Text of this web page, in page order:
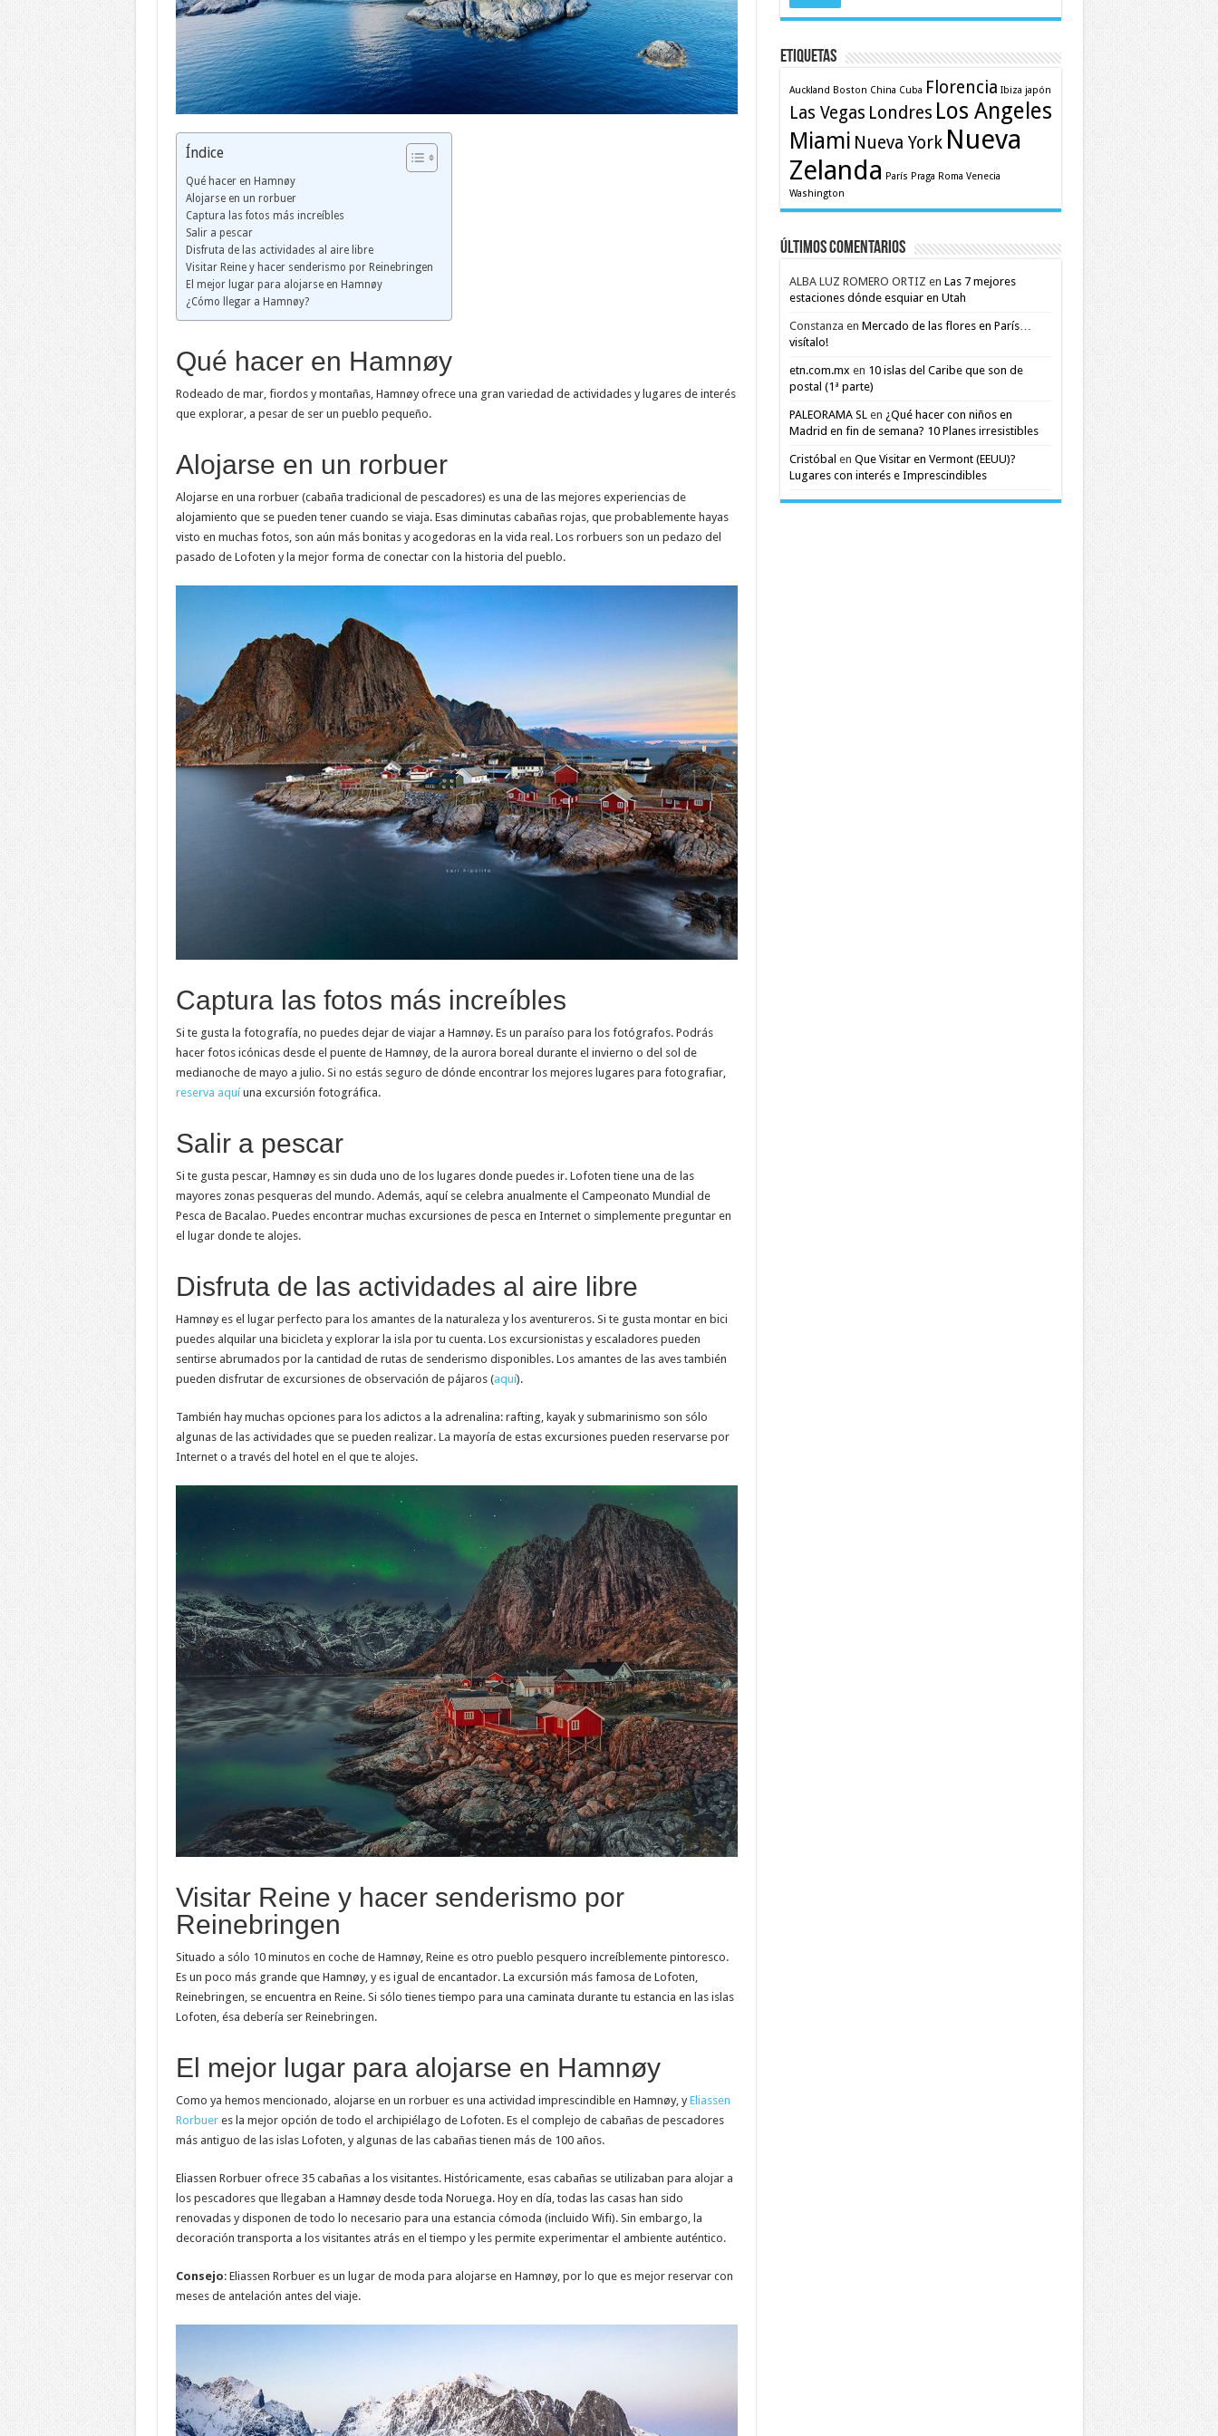
Índice
Qué hacer en Hamnøy
Alojarse en un rorbuer
Captura las fotos más increíbles
Salir a pescar
Disfruta de las actividades al aire libre
Visitar Reine y hacer senderismo por Reinebringen
El mejor lugar para alojarse en Hamnøy
¿Cómo llegar a Hamnøy?
Qué hacer en Hamnøy
Rodeado de mar, fiordos y montañas, Hamnøy ofrece una gran variedad de actividades y lugares de interés
que explorar, a pesar de ser un pueblo pequeño.
Alojarse en un rorbuer
Alojarse en una rorbuer (cabaña tradicional de pescadores) es una de las mejores experiencias de
alojamiento que se pueden tener cuando se viaja. Esas diminutas cabañas rojas, que probablemente hayas
visto en muchas fotos, son aún más bonitas y acogedoras en la vida real. Los rorbuers son un pedazo del
pasado de Lofoten y la mejor forma de conectar con la historia del pueblo.
Captura las fotos más increíbles
Si te gusta la fotografía, no puedes dejar de viajar a Hamnøy. Es un paraíso para los fotógrafos. Podrás
hacer fotos icónicas desde el puente de Hamnøy, de la aurora boreal durante el invierno o del sol de
medianoche de mayo a julio. Si no estás seguro de dónde encontrar los mejores lugares para fotografiar,
reserva aquíuna excursión fotográfica.
Salir a pescar
Si te gusta pescar, Hamnøy es sin duda uno de los lugares donde puedes ir. Lofoten tiene una de las
mayores zonas pesqueras del mundo. Además, aquí se celebra anualmente el Campeonato Mundial de
Pesca de Bacalao. Puedes encontrar muchas excursiones de pesca en Internet o simplemente preguntar en
el lugar donde te alojes.
Disfruta de las actividades al aire libre
Hamnøy es el lugar perfecto para los amantes de la naturaleza y los aventureros. Si te gusta montar en bici
puedes alquilar una bicicleta y explorar la isla por tu cuenta. Los excursionistas y escaladores pueden
sentirse abrumados por la cantidad de rutas de senderismo disponibles. Los amantes de las aves también
pueden disfrutar de excursiones de observación de pájaros (aquí).
También hay muchas opciones para los adictos a la adrenalina: rafting, kayak y submarinismo son sólo
algunas de las actividades que se pueden realizar. La mayoría de estas excursiones pueden reservarse por
Internet o a través del hotel en el que te alojes.
Visitar Reine y hacer senderismo por
Reinebringen
Situado a sólo 10 minutos en coche de Hamnøy, Reine es otro pueblo pesquero increíblemente pintoresco.
Es un poco más grande que Hamnøy, y es igual de encantador. La excursión más famosa de Lofoten,
Reinebringen, se encuentra en Reine. Si sólo tienes tiempo para una caminata durante tu estancia en las islas
Lofoten, ésa debería ser Reinebringen.
El mejor lugar para alojarse en Hamnøy
Como ya hemos mencionado, alojarse en un rorbuer es una actividad imprescindible en Hamnøy, yEliassen
Rorbueres la mejor opción de todo el archipiélago de Lofoten. Es el complejo de cabañas de pescadores
más antiguo de las islas Lofoten, y algunas de las cabañas tienen más de 100 años.
Eliassen Rorbuer ofrece 35 cabañas a los visitantes. Históricamente, esas cabañas se utilizaban para alojar a
los pescadores que llegaban a Hamnøy desde toda Noruega. Hoy en día, todas las casas han sido
renovadas y disponen de todo lo necesario para una estancia cómoda (incluido Wifi). Sin embargo, la
decoración transporta a los visitantes atrás en el tiempo y les permite experimentar el ambiente auténtico.
Consejo: Eliassen Rorbuer es un lugar de moda para alojarse en Hamnøy, por lo que es mejor reservar con
meses de antelación antes del viaje.
Etiquetas
Auckland Boston China Cuba Florencia Ibiza japón
Las Vegas Londres Los Angeles
Miami Nueva York Nueva
Zelanda París Praga Roma Venecia
Washington
Últimos comentarios
ALBA LUZ ROMERO ORTIZ en Las 7 mejores
estaciones dónde esquiar en Utah
Constanza en Mercado de las flores en París…
visítalo!
etn.com.mx en 10 islas del Caribe que son de
postal (1ª parte)
PALEORAMA SLen ¿Qué hacer con niños en
Madrid en fin de semana? 10 Planes irresistibles
Cristóbal en Que Visitar en Vermont (EEUU)?
Lugares con interés e Imprescindibles